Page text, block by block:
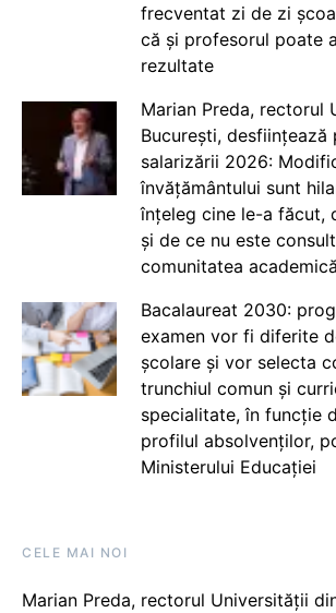
frecventat zi de zi
că și profesorul poate
rezultate
Marian Preda, rectorul
București, desființează
salarizării 2026:
învățământului sunt
înțeleg cine le-a făcut,
și de ce nu este
comunitatea
Bacalaureat 2030:
examen vor fi diferite
școlare și vor selecta
trunchiul comun și
specialitate, în funcție
profilul absolvenților,
Ministerului Educației
CELE MAI NOI
Marian Preda, rectorul Universității